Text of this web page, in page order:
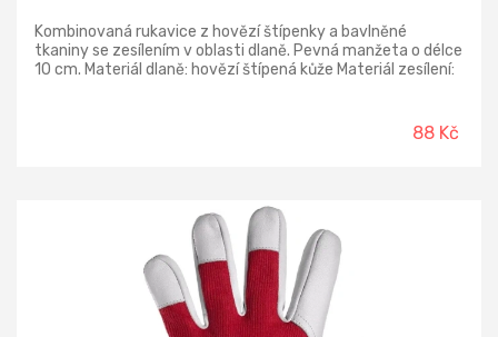
Kombinovaná rukavice z hovězí štípenky a bavlněné
tkaniny se zesílením v oblasti dlaně. Pevná manžeta o délce
10 cm. Materiál dlaně: hovězí štípená kůže Materiál zesílení:
tkaný Normy: EN ISO 21420; EN 388 (3X44B) Velikost: 1088 Kč